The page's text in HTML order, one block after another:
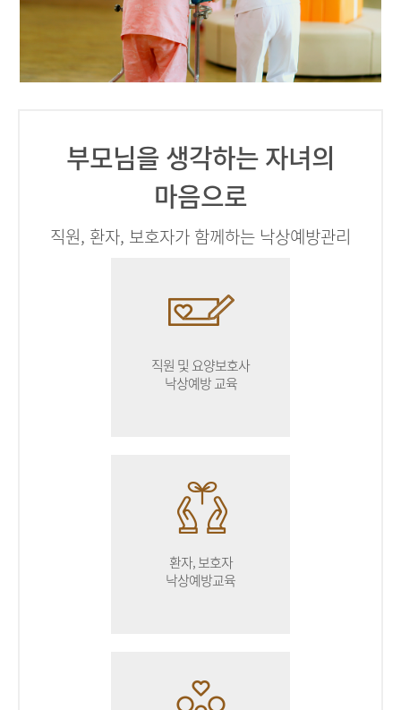
부모님을 생각하는 자녀의
마음으로
직원, 환자, 보호자가 함께하는 낙상예방관리
직원 및 요양보호사
낙상예방 교육
환자, 보호자
낙상예방교육